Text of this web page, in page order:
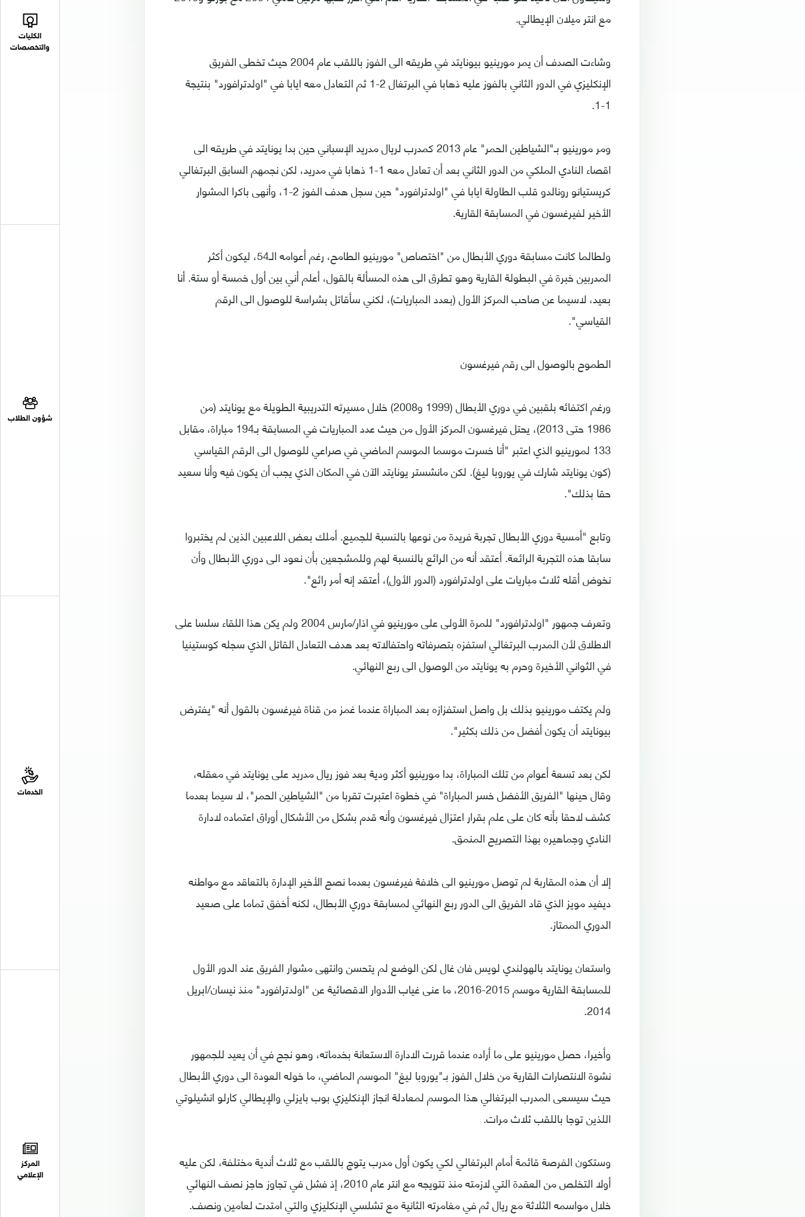
الكليات
والتخصصات
شؤون الطلاب
الخدمات
المركز
الإعلامي
مع انتر ميلان الإيطالي.
وشاءت الصدف أن يمر مورينيو بيونايتد في طريقه الى الفوز باللقب عام 2004 حيث تخطى الفريق
الإنكليزي في الدور الثاني بالفوز عليه ذهابا في البرتغال 2-1 ثم التعادل معه ايابا في "اولدترافورد" بنتيجة
1-1.
ومر مورينيو بـ"الشياطين الحمر" عام 2013 كمدرب لريال مدريد الإسباني حين بدا يونايتد في طريقه الى
اقصاء النادي الملكي من الدور الثاني بعد أن تعادل معه 1-1 ذهابا في مدريد، لكن نجمهم السابق البرتغالي
كريستيانو رونالدو قلب الطاولة ايابا في "اولدترافورد" حين سجل هدف الفوز 2-1، وأنهى باكرا المشوار
الأخير لفيرغسون في المسابقة القارية.
ولطالما كانت مسابقة دوري الأبطال من "اختصاص" مورينيو الطامح، رغم أعوامه الـ54، ليكون أكثر
المدربين خبرة في البطولة القارية وهو تطرق الى هذه المسألة بالقول، أعلم أني بين أول خمسة أو ستة. أنا
بعيد، لاسيما عن صاحب المركز الأول (بعدد المباريات)، لكني سأقاتل بشراسة للوصول الى الرقم
القياسي".
الطموح بالوصول الى رقم فيرغسون
ورغم اكتفائه بلقبين في دوري الأبطال (1999 و2008) خلال مسيرته التدريبية الطويلة مع يونايتد (من
1986 حتى 2013)، يحتل فيرغسون المركز الأول من حيث عدد المباريات في المسابقة بـ194 مباراة، مقابل
133 لمورينيو الذي اعتبر "أنا خسرت موسما الموسم الماضي في صراعي للوصول الى الرقم القياسي
(كون يونايتد شارك في يوروبا ليغ). لكن مانشستر يونايتد الآن في المكان الذي يجب أن يكون فيه وأنا سعيد
حقا بذلك".
وتابع "أمسية دوري الأبطال تجربة فريدة من نوعها بالنسبة للجميع. أملك بعض اللاعبين الذين لم يختبروا
سابقا هذه التجربة الرائعة. أعتقد أنه من الرائع بالنسبة لهم وللمشجعين بأن نعود الى دوري الأبطال وأن
نخوض أقله ثلاث مباريات على اولدترافورد (الدور الأول)، أعتقد إنه أمر رائع".
وتعرف جمهور "اولدترافورد" للمرة الأولى على مورينيو في اذار/مارس 2004 ولم يكن هذا اللقاء سلسا على
الاطلاق لأن المدرب البرتغالي استفزه بتصرفاته واحتفالاته بعد هدف التعادل القاتل الذي سجله كوستينيا
في الثواني الأخيرة وحرم به يونايتد من الوصول الى ربع النهائي.
ولم يكتف مورينيو بذلك بل واصل استفزازه بعد المباراة عندما غمز من قناة فيرغسون بالقول أنه "يفترض
بيونايتد أن يكون أفضل من ذلك بكثير".
لكن بعد تسعة أعوام من تلك المباراة، بدا مورينيو أكثر ودية بعد فوز ريال مدريد على يونايتد في معقله،
وقال حينها "الفريق الأفضل خسر المباراة" في خطوة اعتبرت تقربا من "الشياطين الحمر"، لا سيما بعدما
كشف لاحقا بأنه كان على علم بقرار اعتزال فيرغسون وأنه قدم بشكل من الأشكال أوراق اعتماده لادارة
النادي وجماهيره بهذا التصريح المنمق.
إلا أن هذه المقاربة لم توصل مورينيو الى خلافة فيرغسون بعدما نصح الأخير الإدارة بالتعاقد مع مواطنه
ديفيد مويز الذي قاد الفريق الى الدور ربع النهائي لمسابقة دوري الأبطال، لكنه أخفق تماما على صعيد
الدوري الممتاز.
واستعان يونايتد بالهولندي لويس فان غال لكن الوضع لم يتحسن وانتهى مشوار الفريق عند الدور الأول
للمسابقة القارية موسم 2015-2016، ما عنى غياب الأدوار الاقصائية عن "اولدترافورد" منذ نيسان/ابريل
2014.
وأخيرا، حصل مورينيو على ما أراده عندما قررت الادارة الاستعانة بخدماته، وهو نجح في أن يعيد للجمهور
نشوة الانتصارات القارية من خلال الفوز بـ"يوروبا ليغ" الموسم الماضي، ما خوله العودة الى دوري الأبطال
حيث سيسعى المدرب البرتغالي هذا الموسم لمعادلة انجاز الإنكليزي بوب بايزلي والإيطالي كارلو انشيلوتي
اللذين توجا باللقب ثلاث مرات.
وستكون الفرصة قائمة أمام البرتغالي لكي يكون أول مدرب يتوج باللقب مع ثلاث أندية مختلفة، لكن عليه
أولا التخلص من العقدة التي لازمته منذ تتويجه مع انتر عام 2010، إذ فشل في تجاوز حاجز نصف النهائي
خلال مواسمه الثلاثة مع ريال ثم في مغامرته الثانية مع تشلسي الإنكليزي والتي امتدت لعامين ونصف.